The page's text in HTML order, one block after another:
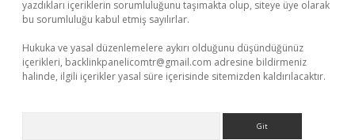
yazdıkları içeriklerin sorumluluğunu taşımakta olup, siteye üye olarak
bu sorumluluğu kabul etmiş sayılırlar.
Hukuka ve yasal düzenlemelere aykırı olduğunu düşündüğünüz
içerikleri, backlinkpanelicomtr@gmail.com adresine bildirmeniz
halinde, ilgili içerikler yasal süre içerisinde sitemizden kaldırılacaktır.